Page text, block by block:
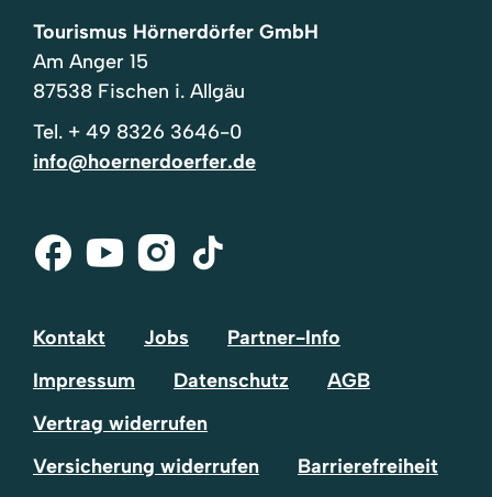
Tourismus Hörnerdörfer GmbH
Am Anger 15
87538 Fischen i. Allgäu
Tel. + 49 8326 3646-0
info@hoernerdoerfer.de
Facebook
Youtube
Instagram
Tik-
Kontakt Jobs
Partner-Info
Impressum
Datenschutz
AGB
Vertrag widerrufen
Versicherung widerrufen
Barrierefreiheit